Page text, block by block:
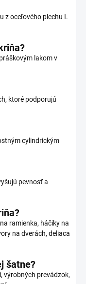
z oceľového plechu I.
lakom v
ktoré podporujú
cylindrickým
pevnosť a
ramienka, háčiky na
na dverách, deliaca
šatne?
výrobných prevádzok,